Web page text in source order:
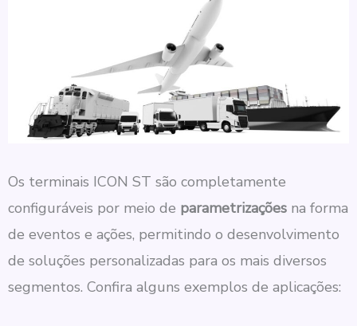
Os terminais ICON ST são completamente
configuráveis por meio de parametrizações na forma
de eventos e ações, permitindo o desenvolvimento
de soluções personalizadas para os mais diversos
segmentos. Confira alguns exemplos de aplicações: